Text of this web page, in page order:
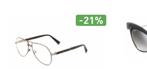
-21%